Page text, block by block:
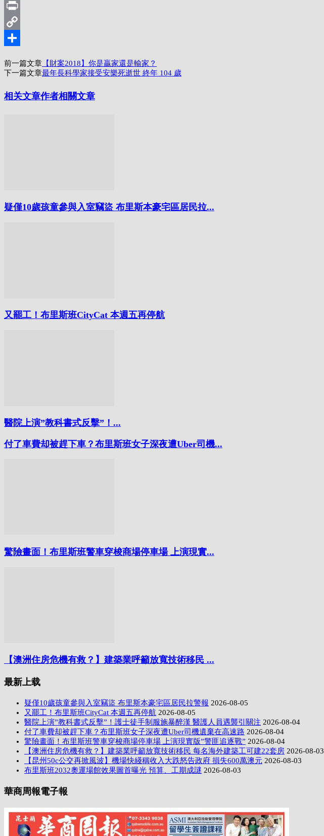
Line
Print
Copy
享
前一篇文章 【財案2018】你是贏家還是輸家？
下一篇文章最年長科學家接受安樂死逝世 終年 104 歲
相关文章作者相關文章
疑僅10歲孩童參與入室竊盜 布里斯本豪宅區居民拉...
又罷工！布里斯班CityCat 本週五再停航
醫院上演”教科書式反擊”！...
付了車費却被趕下車？布里斯班女子深夜遭Uber司機...
驚險畫面！布里斯班警車穿梭商場停車場 上演現實...
【澳洲住房危機有救？】建築業呼籲放寬技術移民 ...
最新上载
疑僅10歲孩童參與入室竊盜 布里斯本豪宅區居民拉警報 2026-08-05
又罷工！布里斯班CityCat 本週五再停航 2026-08-05
醫院上演”教科書式反擊”！護士徒手制服施暴醉漢 醫護人員遇襲引關注 2026-08-04
付了車費却被趕下車？布里斯班女子深夜遭Uber司機遺棄在高速路 2026-08-04
驚險畫面！布里斯班警車穿梭商場停車場 上演現實版”警匪追逐戰” 2026-08-04
【澳洲住房危機有救？】建築業呼籲放寬技術移民 每名海外建築工可建22套房 2026-08-03
【昆州50c公交再掀風波】機場快綫稱收入大跌怒告政府 損失600萬澳元 2026-08-03
布里斯班2032奧運場館效果圖首曝光 預算、工期成謎 2026-08-03
華商周報電子報